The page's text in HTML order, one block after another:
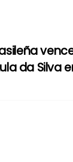
da Silva